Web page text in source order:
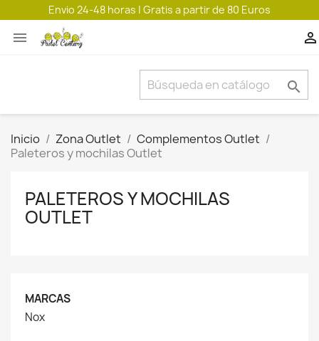
Envio 24-48 horas | Gratis a partir de 80 Euros
 

Inicio Zona Outlet
Complementos Outlet
Paleteros y mochilas Outlet
PALETEROS Y MOCHILAS
OUTLET
MARCAS
Nox